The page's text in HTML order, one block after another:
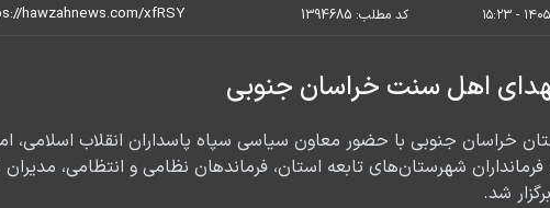
کد مطلب: 1394685
اهل سنت خراسان جنوبی
اهل سنت استان خراسان جنوبی با حضور معاون سیاسی سپاه پاسداران انقلاب
شهرستان‌های تابعه استان، فرماندهان نظامی و انتظامی،
شد.